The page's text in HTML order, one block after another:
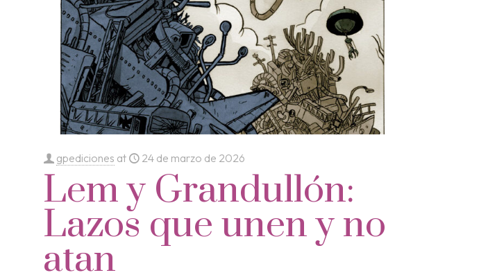
gpediciones at 24 de marzo de 2026
Lem y Grandullón:
Lazos que unen y no
atan